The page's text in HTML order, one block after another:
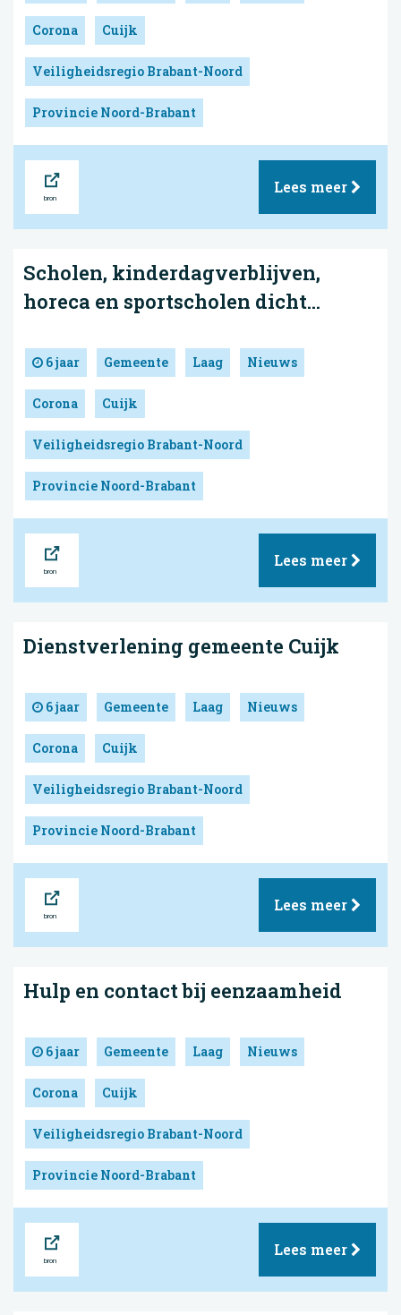
Corona Cuijk
Veiligheidsregio Brabant-Noord
Provincie Noord-Brabant
Lees meer
Scholen, kinderdagverblijven,
horeca en sportscholen dicht...
6 jaar Gemeente Laag Nieuws
Corona Cuijk
Veiligheidsregio Brabant-Noord
Provincie Noord-Brabant
Lees meer
Dienstverlening gemeente Cuijk
6 jaar Gemeente Laag Nieuws
Corona Cuijk
Veiligheidsregio Brabant-Noord
Provincie Noord-Brabant
Lees meer
Hulp en contact bij eenzaamheid
6 jaar Gemeente Laag Nieuws
Corona Cuijk
Veiligheidsregio Brabant-Noord
Provincie Noord-Brabant
Lees meer